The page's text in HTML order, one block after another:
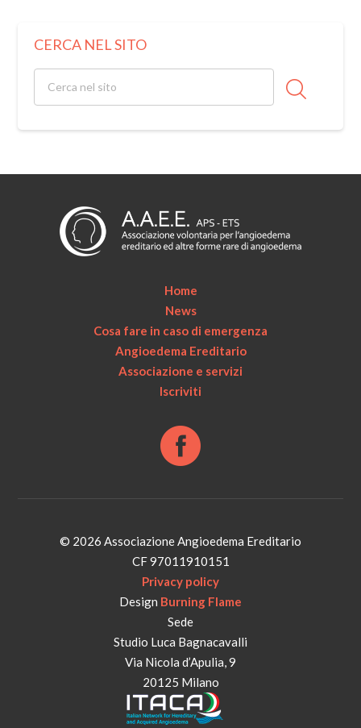
CERCA NEL SITO
Home
News
Cosa fare in caso di emergenza
Angioedema Ereditario
Associazione e servizi
Iscriviti
© 2026 Associazione Angioedema Ereditario
CF 97011910151
Privacy policy
Design Burning Flame
Sede
Studio Luca Bagnacavalli
Via Nicola d’Apulia, 9
20125 Milano